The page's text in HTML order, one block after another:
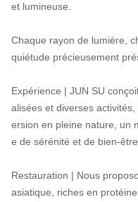
et lumineuse.
Chaque rayon de lumière,
quiétude précieusement
Expérience | JUN SU
alisées et diverses
ersion en pleine nature, un
e de sérénité et de bien-être
Restauration | Nous
asiatique, riches en